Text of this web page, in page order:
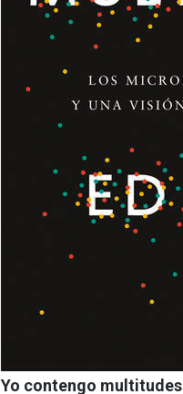
Yo contengo multitudes